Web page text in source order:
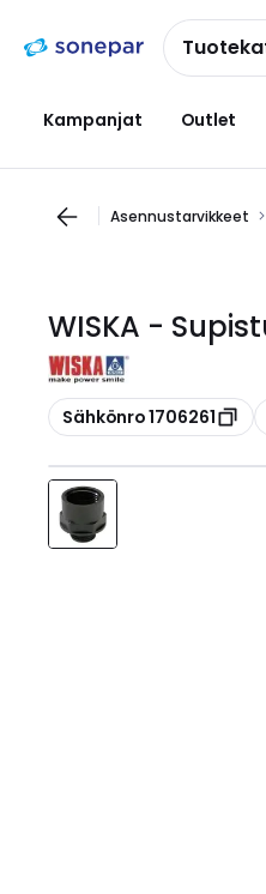
navigointiinsisältöön
Kampanjat Outlet
Asennustarvikkeet
WISKA -
Kopioi
Sähkönro 1706261